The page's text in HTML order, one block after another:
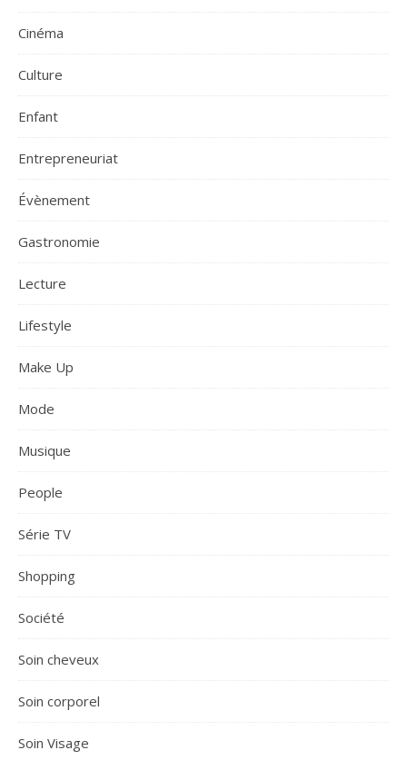
Cinéma
Culture
Enfant
Entrepreneuriat
Évènement
Gastronomie
Lecture
Lifestyle
Make Up
Mode
Musique
People
Série TV
Shopping
Société
Soin cheveux
Soin corporel
Soin Visage